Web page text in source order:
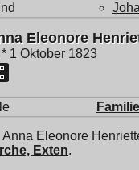
Eleonore
* 1 Oktober 1823
Anna Eleonore
Exten.